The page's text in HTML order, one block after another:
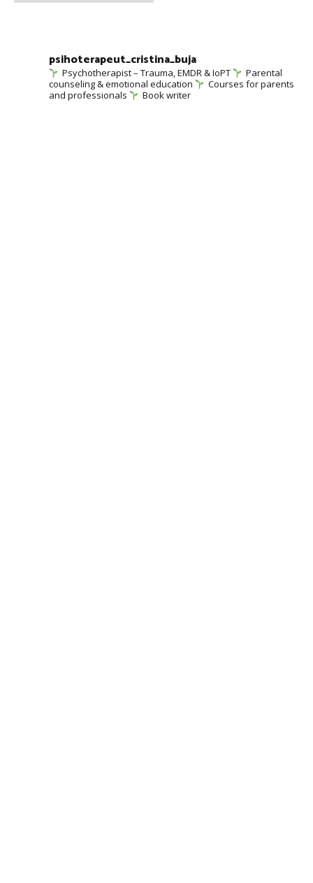
psihoterapeut_cristina_buja
Psychotherapist – Trauma, EMDR & IoPT
Parental
counseling & emotional education
Courses for parents
and professionals
Book writer